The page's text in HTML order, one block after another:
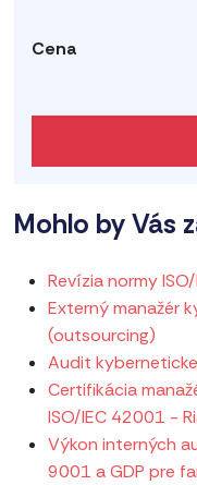
Mohlo by Vás
Revízia normy
Externý manažér
(outsourcing)
Audit
Certifikácia
ISO/IEC 42001 -
Výkon interných
9001 a GDP pre